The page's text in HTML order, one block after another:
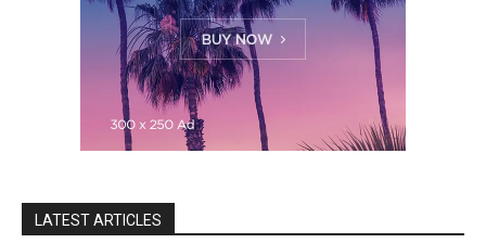
LATEST ARTICLES